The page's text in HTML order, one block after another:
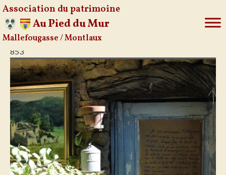
Aller
contenu
Association du patrimoine
Au Pied du Mur
Mallefougasse / Montlaux
853